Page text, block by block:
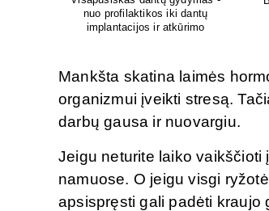
Sėdėk geriau. Jauskis geriau
Mankšta skatina laimės
organizmui įveikti stresą.
darbų gausa ir nuovargiu.
Jeigu neturite laiko
namuose. O jeigu visgi
apsispręsti gali padėti kraujo